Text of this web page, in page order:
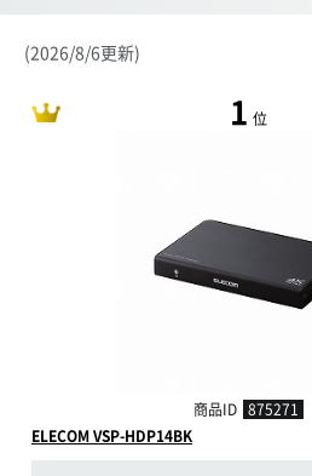
(2026/8/6更新)
1 位
商品ID 875271
ELECOM VSP-HDP14BK